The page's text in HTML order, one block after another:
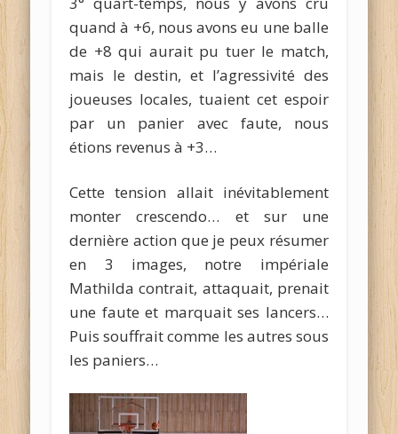
quand à +6, nous avons eu une balle
de +8 qui aurait pu tuer le match,
mais le destin, et l’agressivité des
joueuses locales, tuaient cet espoir
par un panier avec faute, nous
étions revenus à +3…
Cette tension allait inévitablement
monter crescendo… et sur une
dernière action que je peux résumer
en 3 images, notre impériale
Mathilda contrait, attaquait, prenait
une faute et marquait ses lancers…
Puis souffrait comme les autres sous
les paniers…